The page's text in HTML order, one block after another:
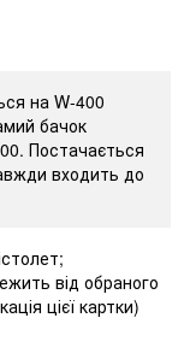
на W-400
бачок
Постачається
входить до
від обраного
цієї картки)